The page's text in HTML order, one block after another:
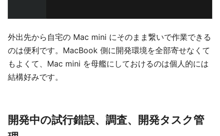
外出先から自宅の Mac mini にそのまま繋いで作業できる
のは便利です。MacBook 側に開発環境を全部寄せなくて
もよくて、Mac mini を母艦にしておけるのは個人的には
結構好みです。
開発中の試行錯誤、調査、開発タスク管